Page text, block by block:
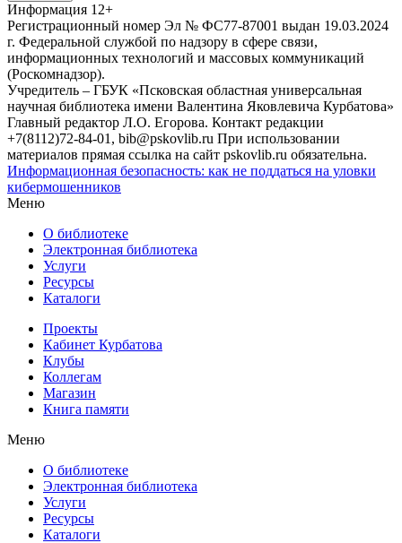
Информация 12+
Регистрационный номер Эл № ФС77-87001 выдан 19.03.2024
г. Федеральной службой по надзору в сфере связи,
информационных технологий и массовых коммуникаций
(Роскомнадзор).
Учредитель – ГБУК «Псковская областная универсальная
научная библиотека имени Валентина Яковлевича Курбатова»
Главный редактор Л.О. Егорова. Контакт редакции
+7(8112)72-84-01, bib@pskovlib.ru При использовании
материалов прямая ссылка на сайт pskovlib.ru обязательна.
Информационная безопасность: как не поддаться на уловки
кибермошенников
Меню
О библиотеке
Электронная библиотека
Услуги
Ресурсы
Каталоги
Проекты
Кабинет Курбатова
Клубы
Коллегам
Магазин
Книга памяти
Меню
О библиотеке
Электронная библиотека
Услуги
Ресурсы
Каталоги